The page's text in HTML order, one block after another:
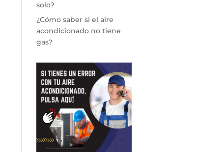
solo?
¿Cómo saber si el aire
acondicionado no tiene
gas?